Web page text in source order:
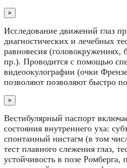
×
Исследование движений глаз
диагностических и лечебных
равновесия (головокружениях,
пр.). Проводится с помощью
видеоокулографии (очки
позволяют позволяют быстро
×
Вестибулярный паспорт
состояния внутреннего уха:
спонтанный нистагм (в том
тест плавного слежения глаз,
устойчивость в позе Ромберга,